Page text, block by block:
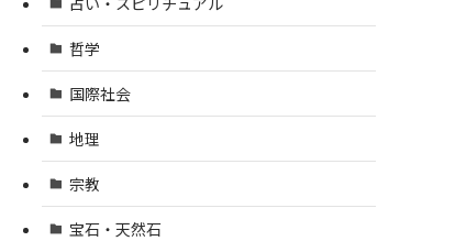
哲学
国際社会
地理
宗教
宝石・天然石